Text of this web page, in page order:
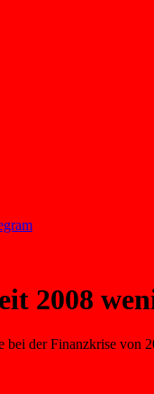
2008
der Finanzkrise von